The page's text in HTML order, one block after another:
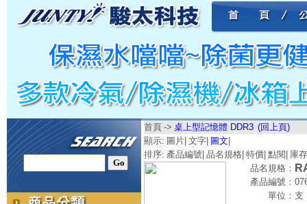
首頁 -> 桌上型記憶體 DDR3 (回上頁)
顯示: 圖片 文字 圖文
排序: 產品編號 品名規格 特價 點閱 庫
品名規格：
產品編號：
單位： 支